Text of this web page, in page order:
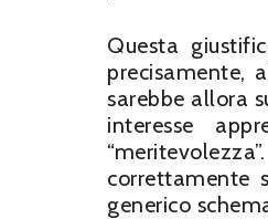
Questa
precisamente,
sarebbe allora
interesse
correttamente
generico